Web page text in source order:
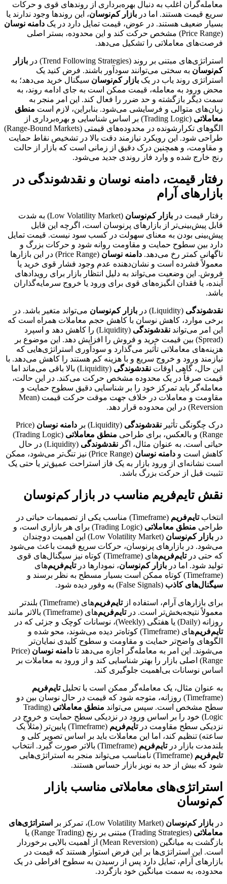
معامله‌گران اغلب به دنبال بهره‌برداری از روند‌های قوی و حرکات
سریع قیمت هستند. اما در بازار کم‌نوسان، این روند‌ها وجود ندارند یا
بسیار ضعیف هستند. در عوض، قیمت تمایل دارد در یک دامنه نوسان
(Price Range) مشخص حرکت کند و این محدوده، بستر اصلی
فرصت‌های معاملاتی را تشکیل می‌دهد.
استراتژی‌های مبتنی بر روند (Trend Following Strategies) در
بازار
کم‌نوسان به سختی می‌توانند سودآور باشند. فرض کنید یک
استراتژی روند یاب در یک بازار کم‌نوسان سیگنال خرید می‌دهد؛ به
محض ورود به معامله، قیمت ممکن است به جای ادامه روند، به
سمت دیگر بازگشته و حد ضرر را فعال کند. این امر منجر به
زیان‌های متوالی و فرسایشی می‌شود. بنابراین، لازم است منطق
معاملاتی
(Trading Logic) بر اساس شناسایی و بهره‌برداری از
الگوهای تکرارشونده در محدوده‌های قیمتی (Range-Bound Markets)
طراحی شود. این رویکرد نیازمند دقت بالا در تشخیص نقاط حمایت
و مقاومت، و همچنین درک دقیق از زمانی است که بازار از حالت
رنج خارج شده و وارد فاز روندی جدید می‌شود.
رفتار قیمت، دامنه نوسان و نقدشوندگی در
بازارهای آرام
رفتار قیمت در بازار کم‌نوسان
(Low Volatility Market) به شدت
قابل پیش‌بینی‌تر از بازارهای پرنوسان است، اگرچه این قابل
پیش‌بینی بودن به معنای سهولت در کسب سود نیست. قیمت تمایل
دارد بین سطوح حمایت و مقاومت روانه شود و حرکات بزرگ و
ناگهانی کمتر رخ می‌دهد. دامنه نوسان
(Price Range) در این بازارها
معمولاً فشرده است و نشان‌دهنده عدم وجود فشار قوی خرید یا
فروش. این وضعیت می‌تواند به دلیل انتظار بازار برای رویدادهای
آینده، یا فقدان انگیزه‌های قوی برای ورود یا خروج سرمایه‌گذاران
باشد.
نقدشوندگی (Liquidity) در بازار کم‌نوسان می‌تواند متغیر باشد. در
برخی موارد، کاهش نوسان با کاهش حجم معاملات همراه است که
این امر می‌تواند نقدشوندگی
(Liquidity) را کاهش دهد و اسپرد
(Spread) بین قیمت خرید و فروش را افزایش دهد. این موضوع بر
هزینه‌های معاملاتی تأثیر می‌گذارد و سودآوری استراتژی‌هایی که
نیازمند ورود و خروج سریع و با هزینه کم هستند را کاهش می‌دهد. با
این حال، گاهی اوقات نقدشوندگی
(Liquidity) بالا باقی می‌ماند اما
قیمت صرفاً در یک محدوده مشخص حرکت می‌کند. در این حالت،
معامله‌گر باید تمرکز خود را بر شناسایی دقیق سطوح حمایت و
مقاومت و معاملات در خلاف جهت موقت حرکت قیمت (Mean
Reversion) در این محدوده قرار دهد.
درک چگونگی تأثیر نقدشوندگی (Liquidity) بر دامنه نوسان (Price
Range) و بالعکس، برای طراحی
منطق معاملاتی
(Trading Logic)
حیاتی است. به عنوان مثال، اگر نقدشوندگی
(Liquidity) در حال
کاهش است و دامنه نوسان
(Price Range) نیز تنگ‌تر می‌شود، ممکن
است نشانه‌ای از ورود بازار به یک فاز استراحت عمیق‌تر یا حتی یک
تثبیت قبل از حرکت بزرگ باشد.
نقش تایم‌فریم مناسب در بازار کم‌نوسان
انتخابتایم‌فریم
(Timeframe) مناسب یکی از تصمیمات حیاتی در
طراحی منطق معاملاتی
(Trading Logic) برای هر بازاری است، و
در بازار کم‌نوسان
(Low Volatility Market) این اهمیت دوچندان
می‌شود. در بازارهای پرنوسان، حرکات سریع قیمت باعث می‌شود
که حتی درتایم‌فریم
‌های (Timeframe) کوتاه نیز سیگنال‌های قوی
تولید شود. اما در بازار کم‌نوسان، نمودارها درتایم‌فریم‌های
(Timeframe) کوتاه ممکن است بسیار مسطح به نظر برسند و
سیگنال‌های کاذب (False Signals) به وفور دیده شود.
برای بازارهای آرام، استفاده ازتایم‌فریم
‌های (Timeframe) بلندتر
معمولاً نتیجه‌بخش‌تر است. درتایم‌فریم
‌های (Timeframe) بالاتر مانند
روزانه (Daily) یا هفتگی (Weekly)، نوسانات کوچک و جزئی که در
تایم‌فریم
‌های (Timeframe) کوتاه‌تر دیده می‌شوند، محو شده و
الگوهای واضح‌تر حمایت و مقاومت و سطوح کلیدی نمایان‌تر
می‌شوند. این امر به معامله‌گر اجازه می‌دهد تا دامنه نوسان (Price
Range) اصلی بازار را بهتر شناسایی کند و از ورود به معاملات بر
اساس نوسانات بی‌اهمیت جلوگیری کند.
به عنوان مثال، یک معامله‌گر ممکن است با تحلیلتایم‌فریم
(Timeframe) روزانه، متوجه شود که قیمت در حال نوسان بین دو
سطح مشخص است. سپس می‌تواند منطق معاملاتی (Trading
Logic) خود را بر اساس ورود در نزدیکی سطح حمایت و خروج در
نزدیکی سطح مقاومت درتایم‌فریم
(Timeframe) پایین‌تر (مثلاً یک
ساعته) تنظیم کند، اما این معاملات باید بر اساس تصویر کلی و
بلندمدت بازار درتایم‌فریم (Timeframe) بالاتر صورت گیرد. انتخاب
تایم‌فریم
(Timeframe) نامناسب می‌تواند منجر به استراتژی‌هایی
شود که بیش از حد به نویز بازار حساس هستند.
استراتژی‌های معاملاتی مناسب بازار
کم‌نوسان
در بازار کم‌نوسان (Low Volatility Market)، تمرکز بر
استراتژی‌های
معاملاتی
(Trading Strategies) مبتنی بر رنج (Range Trading) یا
بازگشت به میانگین (Mean Reversion) از اهمیت بالایی برخوردار
است. این استراتژی‌ها بر این فرض استوار هستند که قیمت در
بازارهای آرام، تمایل دارد پس از رسیدن به سطوح افراطی در یک
محدوده، به سمت میانگین خود بازگردد.